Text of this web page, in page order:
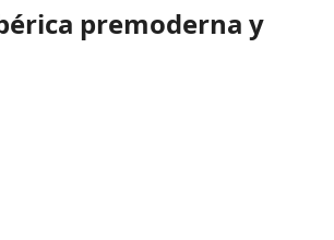
premoderna y